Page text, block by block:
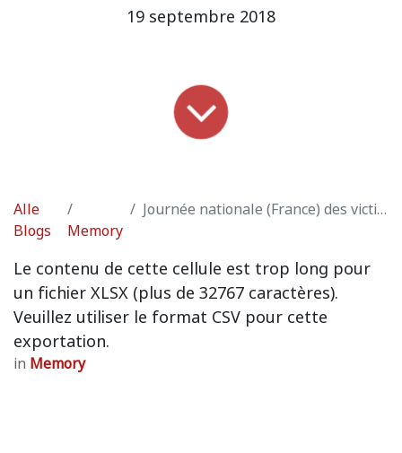
19 septembre 2018
Alle
Blogs
Memory
Journée nationale (France) des victimes du terrorisme
Le contenu de cette cellule est trop long pour
un fichier XLSX (plus de 32767 caractères).
Veuillez utiliser le format CSV pour cette
exportation.
in Memory